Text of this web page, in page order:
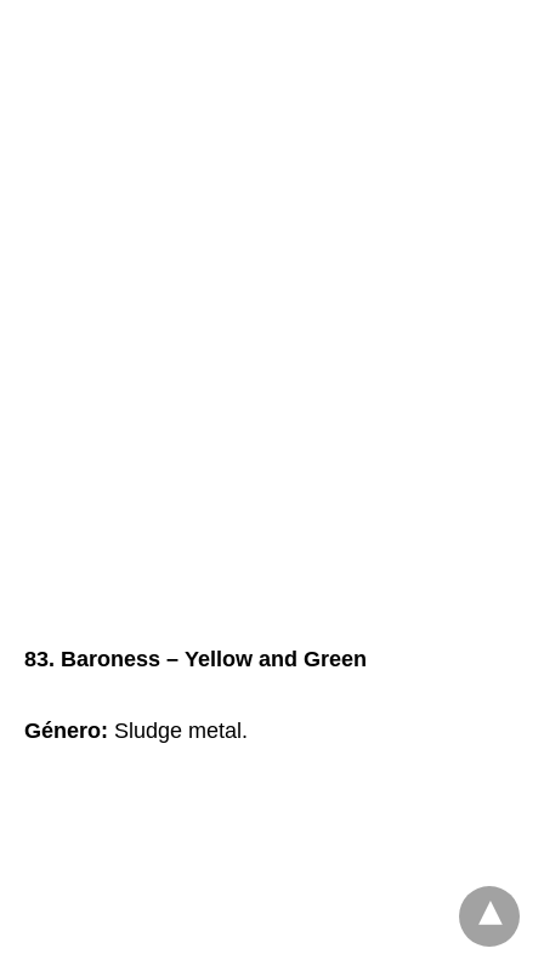
83. Baroness – Yellow and Green
Género: Sludge metal.